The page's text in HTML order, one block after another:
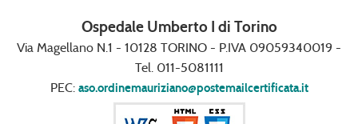
Ospedale Umberto I di Torino
Via Magellano N.1 - 10128 TORINO - P.IVA 09059340019 -
Tel. 011-5081111
PEC: aso.ordinemauriziano@postemailcertificata.it